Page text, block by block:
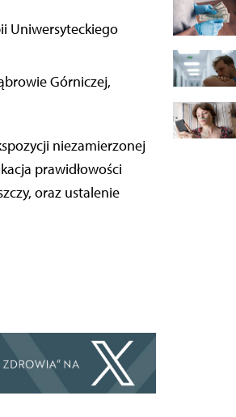
Uniwersyteckiego
Górniczej,
niezamierzonej
prawidłowości
oraz ustalenie